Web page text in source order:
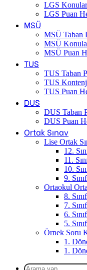
LGS
LGS Puan
MSÜ
MSÜ Taban
MSÜ
MSÜ Puan
TUS
TUS Taban
TUS
TUS Puan
DUS
DUS Taban
DUS Puan
Ortak Sınav
Lise Ortak
12.
11.
10.
9.
Ortaokul
8.
7.
6.
5.
Örnek Soru
1.
1.